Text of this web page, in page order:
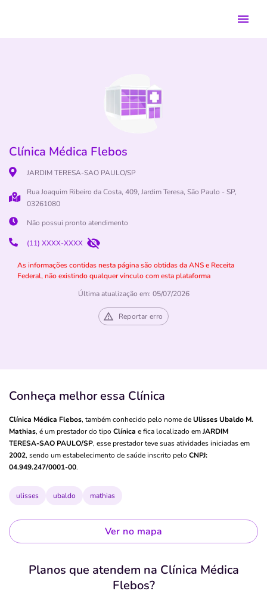
Clínica Médica Flebos
JARDIM TERESA-SAO PAULO/SP
Rua Joaquim Ribeiro da Costa, 409, Jardim Teresa, São Paulo - SP,
03261080
Não possui pronto atendimento
(11) XXXX-XXXX
As informações contidas nesta página são obtidas da ANS e Receita
Federal, não existindo qualquer vínculo com esta plataforma
Última atualização em: 05/07/2026
Reportar erro
Conheça melhor essa Clínica
Clínica Médica Flebos, também conhecido pelo nome deUlisses Ubaldo M.
Mathias, é um prestador do tipo Clínica e fica localizado emJARDIM
TERESA-SAO PAULO/SP, esse prestador teve suas atividades iniciadas em
2002, sendo um estabelecimento de saúde inscrito pelo CNPJ:
04.949.247/0001-00.
ulisses ubaldo mathias
Ver no mapa
Planos que atendem na Clínica Médica
Flebos?